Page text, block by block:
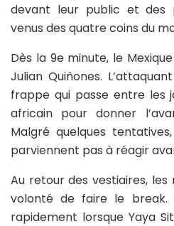
devant leur public et des
venus des quatre coins du
Dès la 9e minute, le
Julian Quiñones.
frappe qui passe entre les
africain pour donner
Malgré quelques
parviennent pas à réagir
Au retour des vestiaires,
volonté de faire le break.
rapidement lorsque Yaya